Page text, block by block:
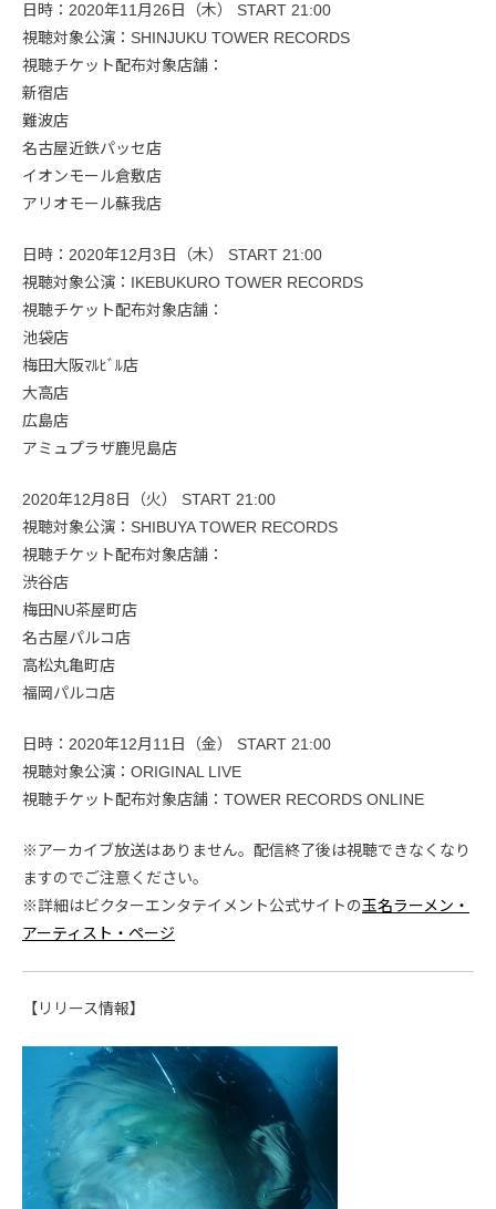
日時：2020年11月26日（木） START 21:00
視聴対象公演：SHINJUKU TOWER RECORDS
視聴チケット配布対象店舗：
新宿店
難波店
名古屋近鉄パッセ店
イオンモール倉敷店
アリオモール蘇我店
日時：2020年12月3日（木） START 21:00
視聴対象公演：IKEBUKURO TOWER RECORDS
視聴チケット配布対象店舗：
池袋店
梅田大阪ﾏﾙﾋﾞﾙ店
大高店
広島店
アミュプラザ鹿児島店
2020年12月8日（火） START 21:00
視聴対象公演：SHIBUYA TOWER RECORDS
視聴チケット配布対象店舗：
渋谷店
梅田NU茶屋町店
名古屋パルコ店
高松丸亀町店
福岡パルコ店
日時：2020年12月11日（金） START 21:00
視聴対象公演：ORIGINAL LIVE
視聴チケット配布対象店舗：TOWER RECORDS ONLINE
※アーカイブ放送はありません。配信終了後は視聴できなくなり
ますのでご注意ください。
※詳細はビクターエンタテイメント公式サイトの玉名ラーメン・
アーティスト・ページ
【リリース情報】